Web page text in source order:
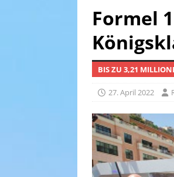
[
[
Formel
BIS ZU 3,21
27. April 2022